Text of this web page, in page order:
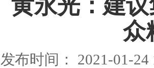
黄永光：建
众
发布时间： 2021-01-